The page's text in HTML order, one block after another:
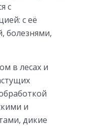
с
с её
болезнями,
в лесах и
и
дикие